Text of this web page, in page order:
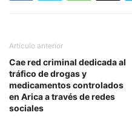
Artículo anterior
Cae red criminal dedicada al
tráfico de drogas y
medicamentos controlados
en Arica a través de redes
sociales